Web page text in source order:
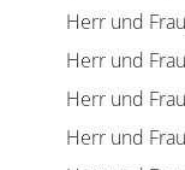
Herr und
Herr und
Herr und
Herr und